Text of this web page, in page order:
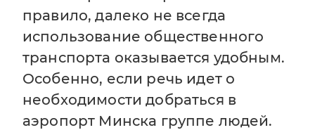
правило, далеко не всегда
использование общественного
транспорта оказывается удобным.
Особенно, если речь идет о
необходимости добраться в
аэропорт Минска группе людей.